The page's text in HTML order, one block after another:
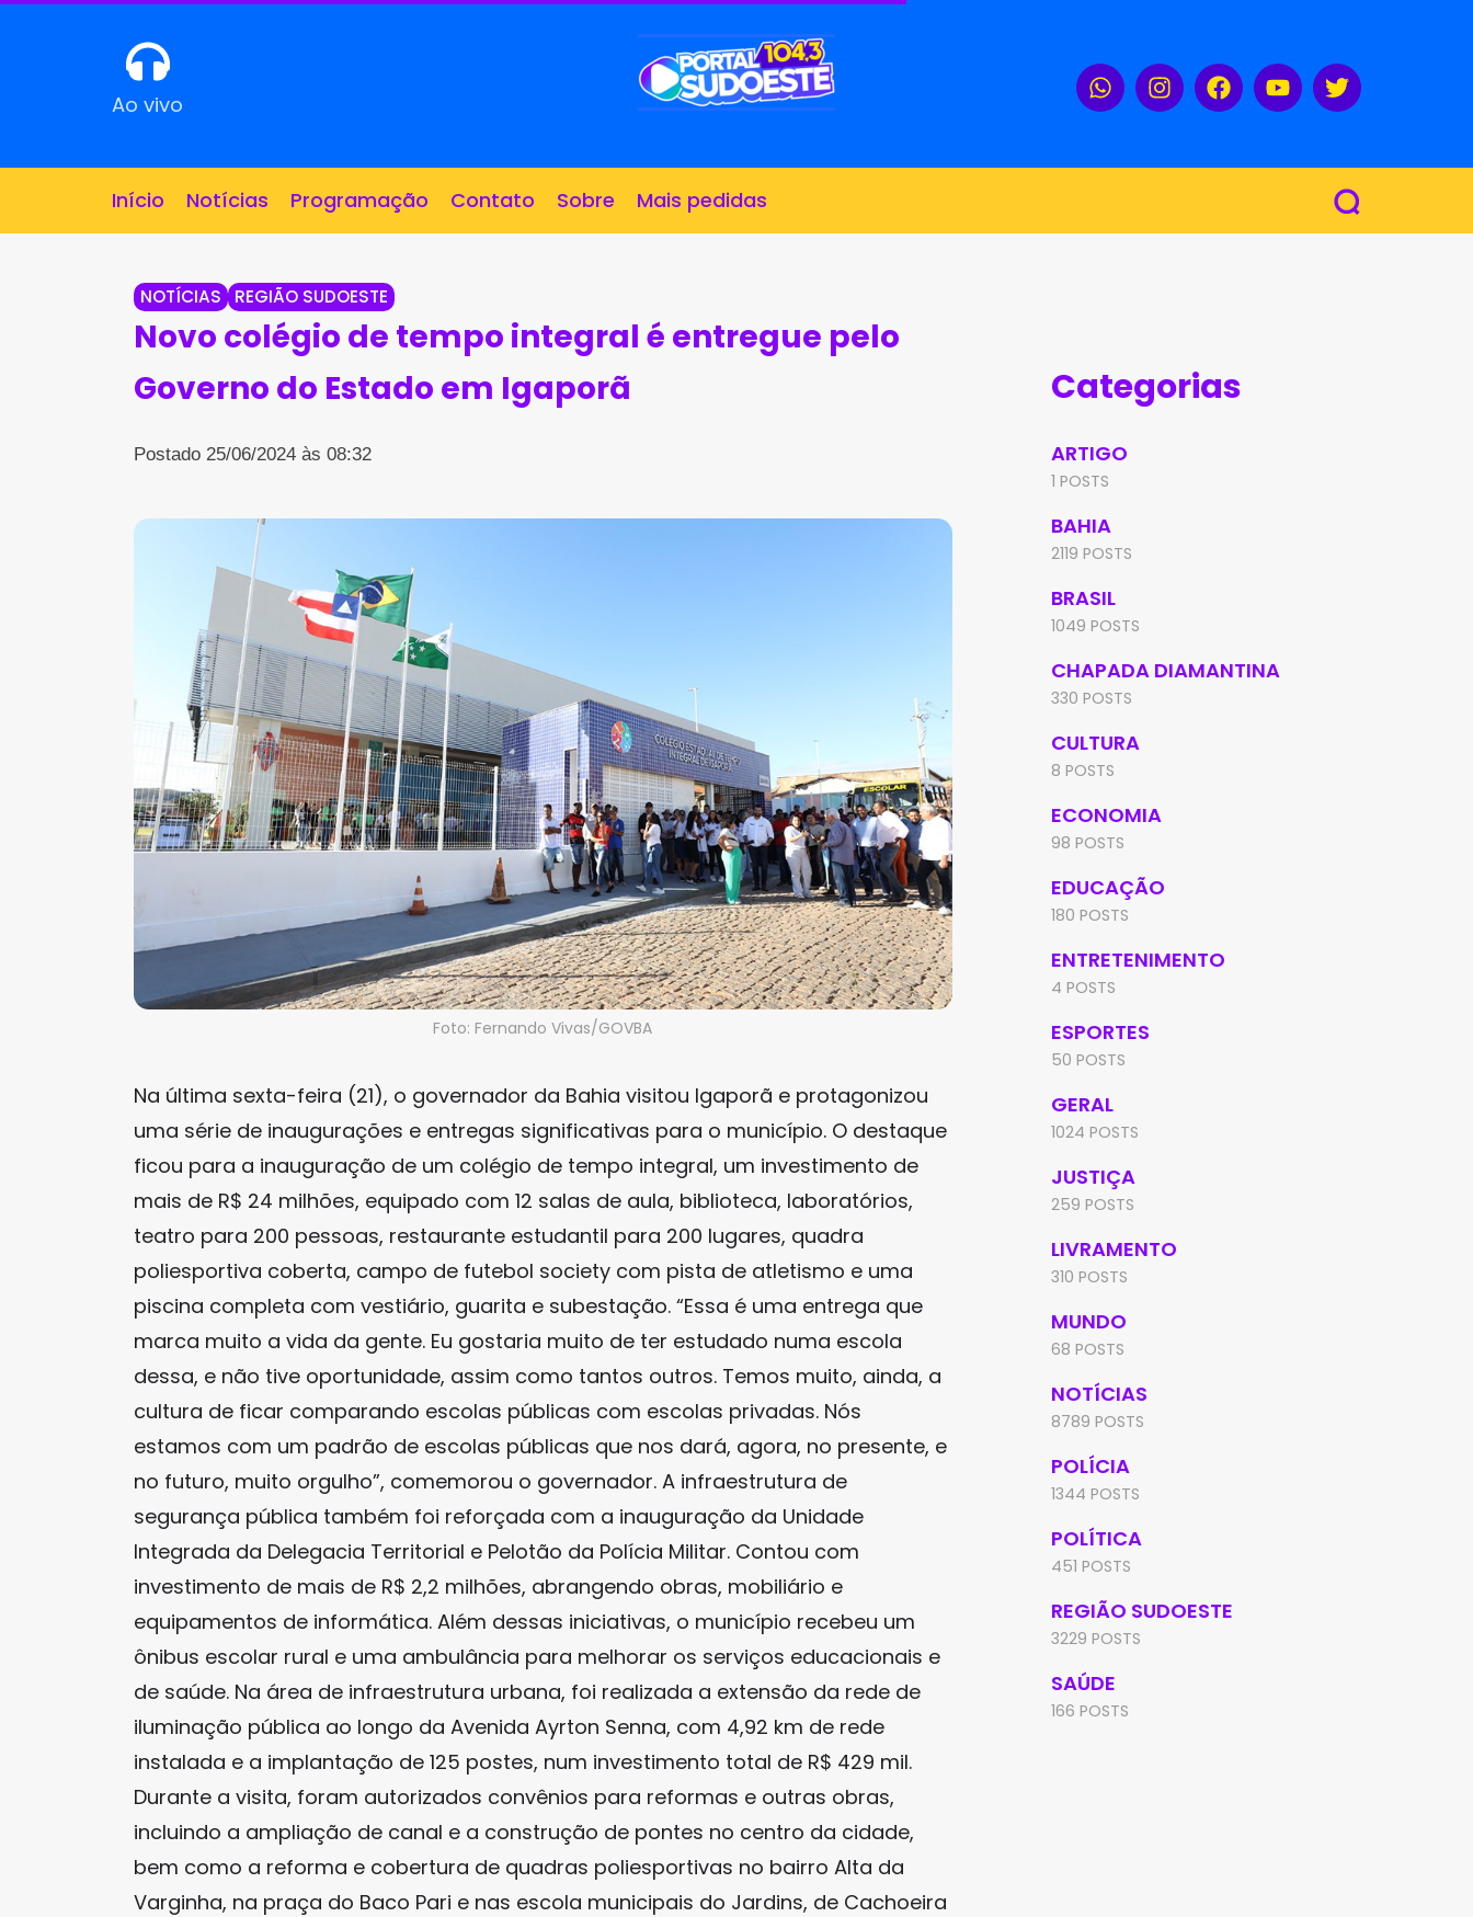
Ao vivo
Início Notícias Programação Contato Sobre Mais pedidas
NOTÍCIAS REGIÃO SUDOESTE
Novo colégio de tempo integral é entregue pelo
Governo do Estado em Igaporã
Postado 25/06/2024 às 08:32
Foto: Fernando Vivas/GOVBA
Na última sexta-feira (21), o governador da Bahia visitou Igaporã e protagonizou
uma série de inaugurações e entregas significativas para o município. O destaque
ficou para a inauguração de um colégio de tempo integral, um investimento de
mais de R$ 24 milhões, equipado com 12 salas de aula, biblioteca, laboratórios,
teatro para 200 pessoas, restaurante estudantil para 200 lugares, quadra
poliesportiva coberta, campo de futebol society com pista de atletismo e uma
piscina completa com vestiário, guarita e subestação. “Essa é uma entrega que
marca muito a vida da gente. Eu gostaria muito de ter estudado numa escola
dessa, e não tive oportunidade, assim como tantos outros. Temos muito, ainda, a
cultura de ficar comparando escolas públicas com escolas privadas. Nós
estamos com um padrão de escolas públicas que nos dará, agora, no presente, e
no futuro, muito orgulho”, comemorou o governador. A infraestrutura de
segurança pública também foi reforçada com a inauguração da Unidade
Integrada da Delegacia Territorial e Pelotão da Polícia Militar. Contou com
investimento de mais de R$ 2,2 milhões, abrangendo obras, mobiliário e
equipamentos de informática. Além dessas iniciativas, o município recebeu um
ônibus escolar rural e uma ambulância para melhorar os serviços educacionais e
de saúde. Na área de infraestrutura urbana, foi realizada a extensão da rede de
iluminação pública ao longo da Avenida Ayrton Senna, com 4,92 km de rede
instalada e a implantação de 125 postes, num investimento total de R$ 429 mil.
Durante a visita, foram autorizados convênios para reformas e outras obras,
incluindo a ampliação de canal e a construção de pontes no centro da cidade,
bem como a reforma e cobertura de quadras poliesportivas no bairro Alta da
Varginha, na praça do Baco Pari e nas escola municipais do Jardins, de Cachoeira
Categorias
ARTIGO
1 POSTS
BAHIA
2119 POSTS
BRASIL
1049 POSTS
CHAPADA DIAMANTINA
330 POSTS
CULTURA
8 POSTS
ECONOMIA
98 POSTS
EDUCAÇÃO
180 POSTS
ENTRETENIMENTO
4 POSTS
ESPORTES
50 POSTS
GERAL
1024 POSTS
JUSTIÇA
259 POSTS
LIVRAMENTO
310 POSTS
MUNDO
68 POSTS
NOTÍCIAS
8789 POSTS
POLÍCIA
1344 POSTS
POLÍTICA
451 POSTS
REGIÃO SUDOESTE
3229 POSTS
SAÚDE
166 POSTS